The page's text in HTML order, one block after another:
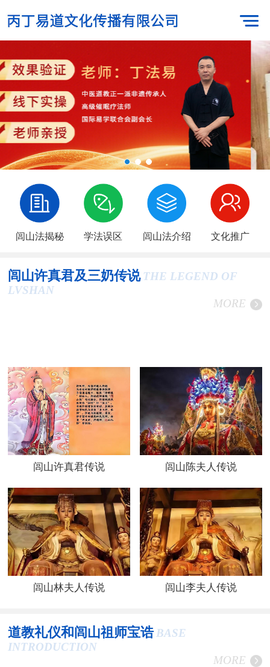
闾山法揭秘 学法误区 闾山法介绍 文化推广
闾山许真君及三奶传说 THE LEGEND OF
LVSHAN
MORE
闾山许真君传说 闾山陈夫人传说
闾山林夫人传说 闾山李夫人传说
道教礼仪和闾山祖师宝诰 BASE
INTRODUCTION
MORE